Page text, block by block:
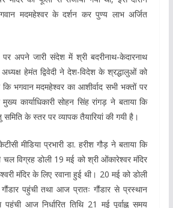
मदमहेश्वर के दर्शन कर पुण्य लाभ अर्जित
अपने जारी संदेश में श्री बदरीनाथ-केदारनाथ
अध्यक्ष हेमंत द्विवेदी ने देश-विदेश के श्रद्धालुओं को
भगवान मदमहेश्वर का आशीर्वाद सभी भक्तों पर
कार्याधिकारी सोहन सिंह रांगड़ ने बताया कि
समिति के स्तर पर व्यापक तैयारियां की गयी है।
मीडिया प्रभारी डा. हरीश गौड़ ने बताया कि
चल विग्रह डोली 19 मई को श्री ओंकारेश्वर मंदिर
मंदिर के लिए रवाना हुई थी। 20 मई को डोली
पहुंची तथा आज प्रातः गौंडार से प्रस्थान
आज निर्धारित तिथि 21 मई पूर्वाह्न समय